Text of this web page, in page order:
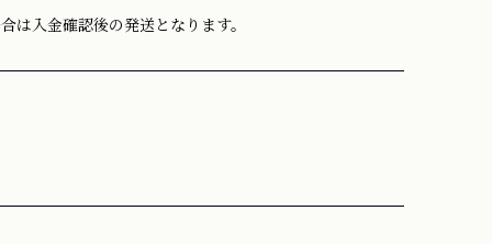
は入金確認後の発送となります。